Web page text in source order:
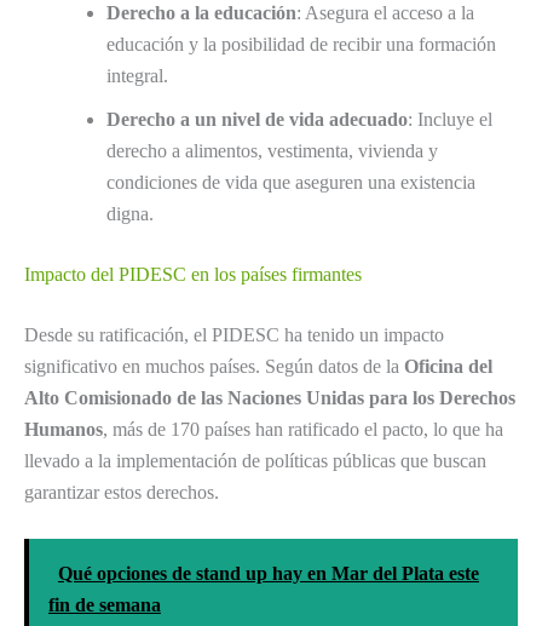
Derecho a la educación: Asegura el acceso a la
educación y la posibilidad de recibir una formación
integral.
Derecho a un nivel de vida adecuado: Incluye el
derecho a alimentos, vestimenta, vivienda y
condiciones de vida que aseguren una existencia
digna.
Impacto del PIDESC en los países firmantes
Desde su ratificación, el PIDESC ha tenido un impacto
significativo en muchos países. Según datos de la Oficina del
Alto Comisionado de las Naciones Unidas para los Derechos
Humanos, más de 170 países han ratificado el pacto, lo que ha
llevado a la implementación de políticas públicas que buscan
garantizar estos derechos.
Qué opciones de stand up hay en Mar del Plata este
fin de semana